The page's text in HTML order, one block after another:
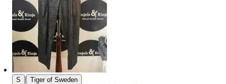
S | Tiger of Sweden